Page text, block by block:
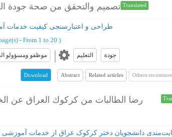
تصميم والتحقق من صحة جودة Translated
طراحی و اعتبارسنجی کیفیت خدمات
-From 1 to 20 )
موظفو ومسؤولو التعلیم جودة
Download Abstract Related articles Others
رضا الطالبات من كركوك العراق عن
دانشجویان دختر کرکوک عراق از خدمات آموزشی